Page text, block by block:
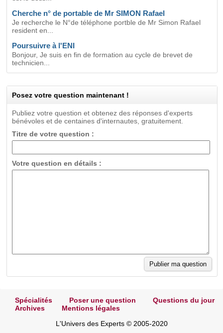
Cherche n° de portable de Mr SIMON Rafael
Je recherche le N°de téléphone portble de Mr Simon Rafael
resident en...
Poursuivre à l'ENI
Bonjour, Je suis en fin de formation au cycle de brevet de
technicien...
Posez votre question maintenant !
Publiez votre question et obtenez des réponses d'experts
bénévoles et de centaines d'internautes, gratuitement.
Titre de votre question :
Votre question en détails :
Spécialités Poser une question
Questions du jour
Archives
Mentions légales
L'Univers des Experts © 2005-2020